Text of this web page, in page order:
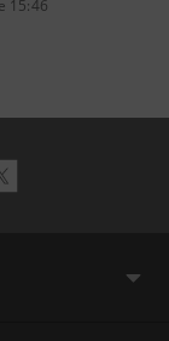
15:46